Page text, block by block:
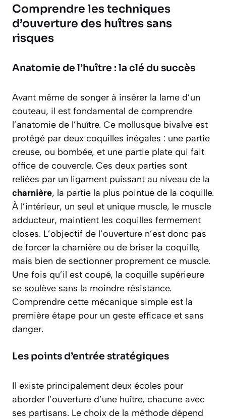
Comprendre les techniques
d’ouverture des huîtres sans
risques
Anatomie de l’huître : la clé du succès
Avant même de songer à insérer la lame d’un
couteau, il est fondamental de comprendre
l’anatomie de l’huître. Ce mollusque bivalve est
protégé par deux coquilles inégales : une partie
creuse, ou bombée, et une partie plate qui fait
office de couvercle. Ces deux parties sont
reliées par un ligament puissant au niveau de la
charnière, la partie la plus pointue de la coquille.
À l’intérieur, un seul et unique muscle, le muscle
adducteur, maintient les coquilles fermement
closes. L’objectif de l’ouverture n’est donc pas
de forcer la charnière ou de briser la coquille,
mais bien de sectionner proprement ce muscle.
Une fois qu’il est coupé, la coquille supérieure
se soulève sans la moindre résistance.
Comprendre cette mécanique simple est la
première étape pour un geste efficace et sans
danger.
Les points d’entrée stratégiques
Il existe principalement deux écoles pour
aborder l’ouverture d’une huître, chacune avec
ses partisans. Le choix de la méthode dépend